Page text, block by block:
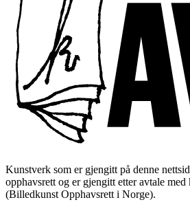
Kunstverk som er gjengitt på denne
opphavsrett og er gjengitt etter avtale
(Billedkunst Opphavsrett i Norge).